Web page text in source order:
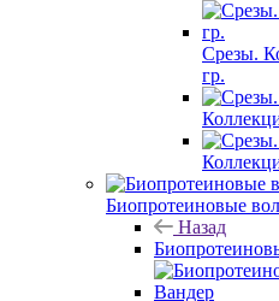
Срезы.
гр.
Биопротеиновые
Назад